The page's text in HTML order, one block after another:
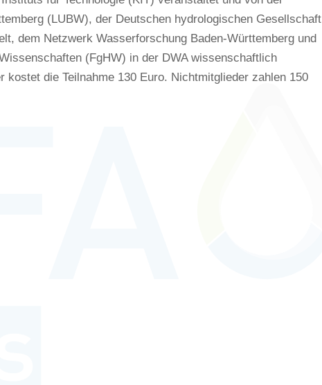
(LUBW), der Deutschen hydrologischen Gesellschaft
dem Netzwerk Wasserforschung Baden-Württemberg und
(FgHW) in der DWA wissenschaftlich
kostet die Teilnahme 130 Euro. Nichtmitglieder zahlen 150